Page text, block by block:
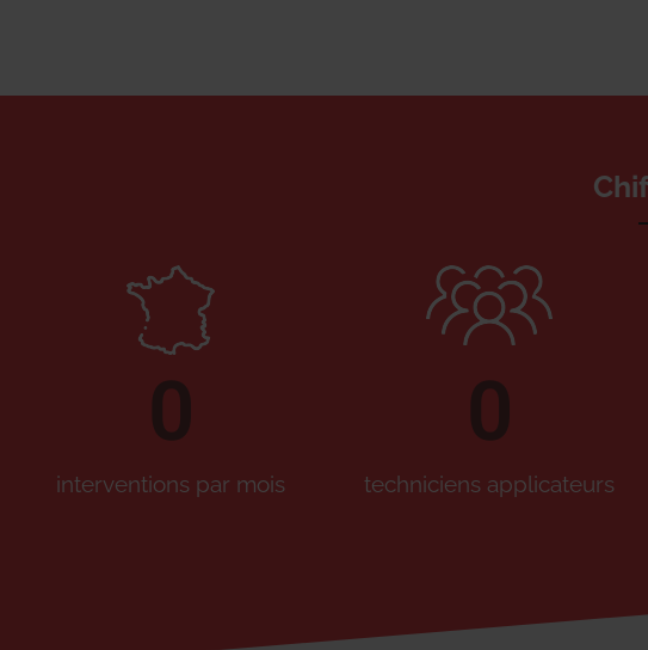
interventions par mois
0
techniciens applicateurs
0